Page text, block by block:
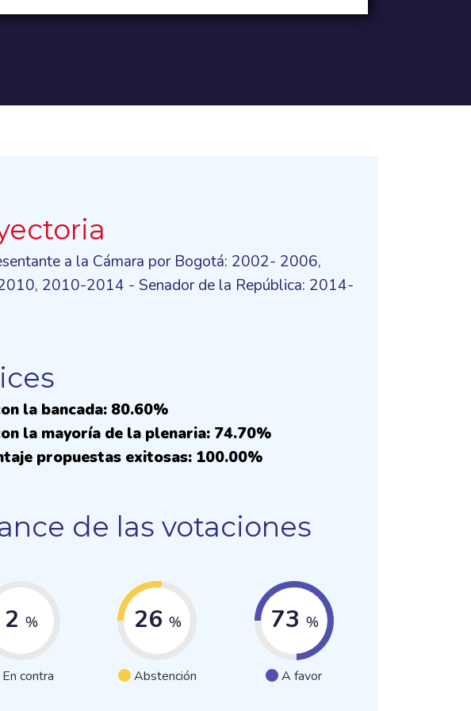
a la Cámara por Bogotá: 2002- 2006,
2010-2014 - Senador de la República: 2014-
la bancada: 80.60%
la mayoría de la plenaria: 74.70%
propuestas exitosas: 100.00%
de las votaciones
2 %
En contra
26 %
Abstención
73 %
A favor